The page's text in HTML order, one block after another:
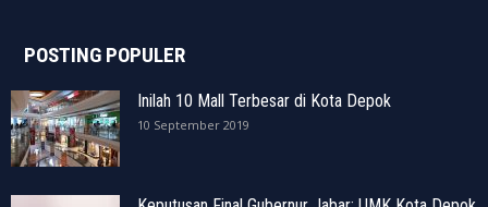
POSTING POPULER
Inilah 10 Mall Terbesar di Kota Depok
10 September 2019